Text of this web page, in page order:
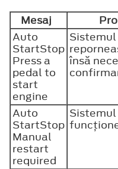
Mesaj
Auto
StartStop
Press a
pedal to
start
engine
însă
Auto
StartStop
Manual
restart
required
Sistemul